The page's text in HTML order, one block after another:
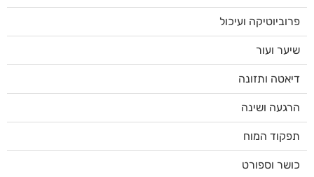
פרוביוטיקה ועיכול
שיער ועור
דיאטה ותזונה
הרגעה ושינה
תפקוד המוח
כושר וספורט